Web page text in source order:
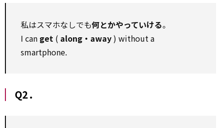
私はスマホなしでも何とかやっていける。
I can get ( along・away) without a
smartphone.
Q2．